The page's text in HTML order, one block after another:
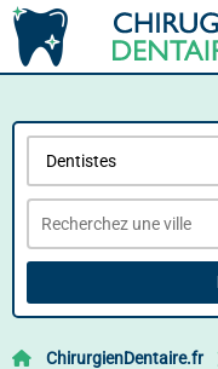
ChirurgienDentaire.fr